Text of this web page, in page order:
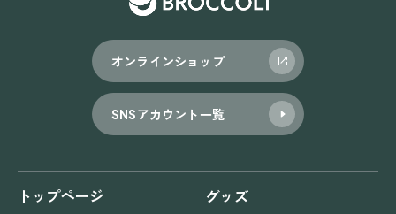
オンラインショップ
SNSアカウント一覧
トップページ
グッズ